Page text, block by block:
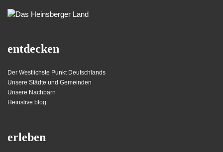
entdecken
Der Westlichste Punkt Deutschlands
Unsere Städte und Gemeinden
Unsere Nachbarn
Heinslive.blog
erleben